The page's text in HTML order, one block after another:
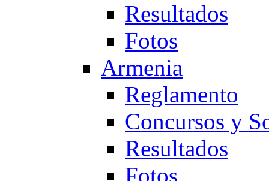
Resultados
Fotos
Armenia
Reglamento
Concursos y
Resultados
Fotos